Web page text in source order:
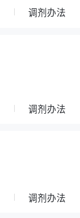
调剂办法
调剂办法
调剂办法